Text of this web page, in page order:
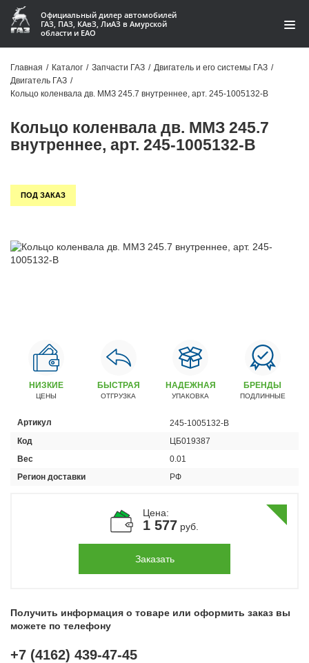
Официальный дилер автомобилей
ГАЗ, ПАЗ, КАвЗ, ЛиАЗ в Амурской
области и ЕАО
Акции
О компании
Контакты
Доставка
Статьи
+7 (4162) 22-95-09
Запчасти
+7 (4162) 22-95-79
Сервисный центр
+7 (4162) 22–95–69
График работы: ПН-ПТ с 8.30 до 18.00 (+6 по МСК)
График работы сервис: ПН-СБ с 8.30 до 20.00
Главная / Каталог / Запчасти ГАЗ / Двигатель и его системы ГАЗ /
Двигатель ГАЗ /
Кольцо коленвала дв. ММЗ 245.7 внутреннее, арт. 245-1005132-В
Кольцо коленвала дв. ММЗ 245.7
внутреннее, арт. 245-1005132-В
ПОД ЗАКАЗ
НИЗКИЕ
ЦЕНЫ
БЫСТРАЯ
ОТГРУЗКА
НАДЕЖНАЯ
УПАКОВКА
БРЕНДЫ
ПОДЛИННЫЕ
Артикул
245-1005132-В
Код
ЦБ019387
Вес
0.01
Регион доставки
РФ
Цена:
1 577 руб.
Заказать
Получить информация о товаре или оформить заказ вы
можете по телефону
+7 (4162) 439-47-45